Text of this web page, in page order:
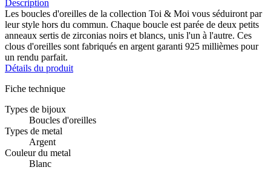
Description
Les boucles d'oreilles de la collection Toi & Moi vous séduiront par
leur style hors du commun. Chaque boucle est parée de deux petits
anneaux sertis de zirconias noirs et blancs, unis l'un à l'autre. Ces
clous d'oreilles sont fabriqués en argent garanti 925 millièmes pour
un rendu parfait.
Détails du produit
Fiche technique
Types de bijoux
Boucles d'oreilles
Types de metal
Argent
Couleur du metal
Blanc